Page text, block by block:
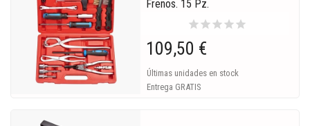
Frenos. 15 Pz.
starstarstarstarstar
109,50 €
Últimas unidades en stock
Entrega GRATIS